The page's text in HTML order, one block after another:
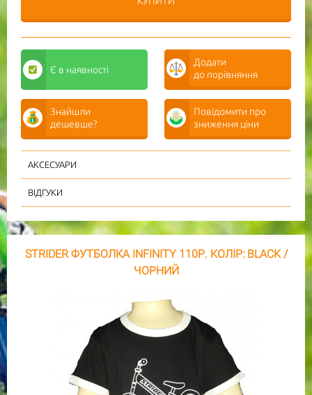
Є в наявності
Додати
до порівняння
Знайшли
дешевше?
Повідомити про
зниження ціни
АКСЕСУАРИ
ВІДГУКИ
STRIDER ФУТБОЛКА INFINITY 110Р. КОЛІР: BLACK /
ЧОРНИЙ